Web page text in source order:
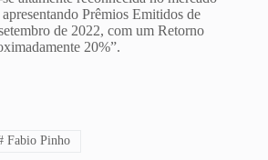
Prêmios Emitidos de
de 2022, com um Retorno
20%”.
Fabio Pinho